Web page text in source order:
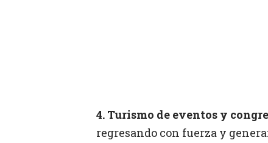
4. Turismo de eventos y
regresando con fuerza y